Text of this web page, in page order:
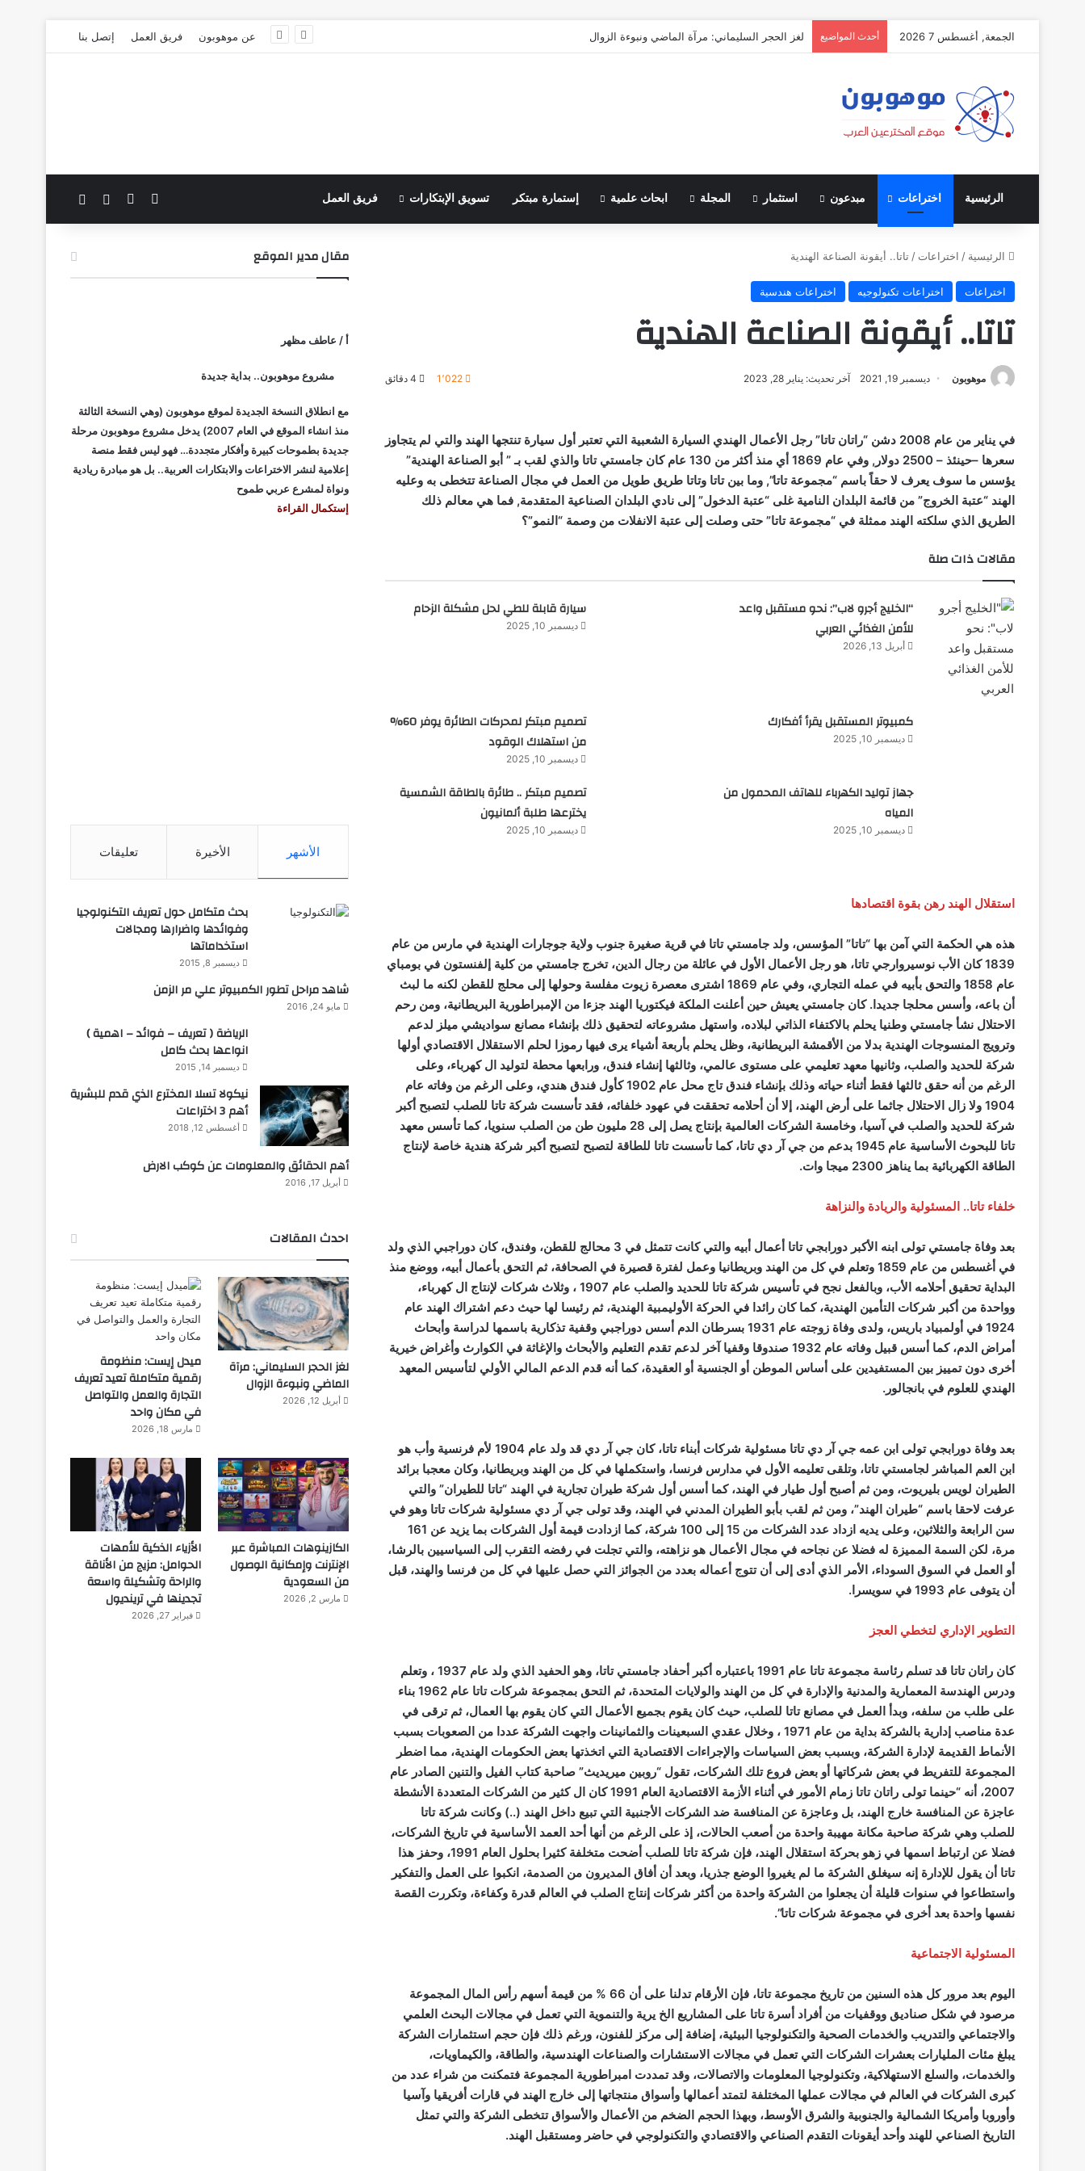
الجمعة, أغسطس 7 2026 أحدث المواضيع لغز الحجر السليماني: مرآة الماضي ونبوءة الزوال عن موهوبون فريق العمل إتصل بنا
الرئيسية اختراعات مبدعون استثمار المجلة ابحاث علمية إستمارة مبتكر تسويق الإبتكارات فريق العمل فيسبوك الوضع المظلم
الرئيسية / اختراعات / تاتا.. أيقونة الصناعة الهندية
اختراعات اختراعات تكنولوجيه اختراعات هندسية
تاتا.. أيقونة الصناعة الهندية
موهوبون ديسمبر 19, 2021 آخر تحديث: يناير 28, 2023 1٬022
في يناير من عام 2008 دشن “راتان تاتا” رجل الأعمال الهندي السيارة الشعبية التي تعتبر أول سيارة تنتجها الهند والتي لم يتجاوز
سعرها –حينئذ – 2500 دولار, وفي عام 1869 أي منذ أكثر من 130 عام كان جامستي تاتا والذي لقب بـ ” أبو الصناعة الهندية”
يؤسس ما سوف يعرف لا حقاً باسم “مجموعة تاتا”, وما بين تاتا وتاتا طريق طويل من العمل في مجال الصناعة تتخطى به وعليه
الهند “عتبة الخروج” من قائمة البلدان النامية غلى “عتبة الدخول” إلى نادي البلدان الصناعية المتقدمة, فما هي معالم ذلك
الطريق الذي سلكته الهند ممثلة في “مجموعة تاتا” حتى وصلت إلى عتبة الانفلات من وصمة “النمو”؟
مقالات ذات صلة
“الخليج أجرو لاب”: نحو مستقبل واعد
للأمن الغذائي العربي
أبريل 13, 2026
سيارة قابلة للطي لحل مشكلة الزحام
ديسمبر 10, 2025
كمبيوتر المستقبل يقرأ أفكارك
ديسمبر 10, 2025
تصميم مبتكر لمحركات الطائرة يوفر 60%
من استهلاك الوقود
ديسمبر 10, 2025
جهاز توليد الكهرباء للهاتف المحمول من
المياه
ديسمبر 10, 2025
تصميم مبتكر .. طائرة بالطاقة الشمسية
يخترعها طلبة ألمانيون
ديسمبر 10, 2025
استقلال الهند رهن بقوة اقتصادها
هذه هي الحكمة التي آمن بها “تاتا” المؤسس، ولد جامستي تاتا في قرية صغيرة جنوب ولاية جوجارات الهندية في مارس من عام
1839 كان الأب نوسيروارجي تاتا، هو رجل الأعمال الأول في عائلة من رجال الدين، تخرج جامستي من كلية إلفنستون في بومباي
عام 1858 والتحق بأبيه في عمله التجاري، وفي عام 1869 اشترى معصرة زيوت مفلسة وحولها إلى محلج للقطن لكنه ما لبث
أن باعه، وأسس محلجا جديدا. كان جامستي يعيش حين أعلنت الملكة فيكتوريا الهند جزءا من الإمبراطورية البريطانية، ومن رحم
الاحتلال نشأ جامستي وطنيا يحلم بالاكتفاء الذاتي لبلاده، واستهل مشروعاته لتحقيق ذلك بإنشاء مصانع سواديشي ميلز لدعم
وترويج المنسوجات الهندية بدلا من الأقمشة البريطانية، وظل يحلم بأربعة أشياء يرى فيها رموزا لحلم الاستقلال الاقتصادي أولها
شركة للحديد والصلب، وثانيها معهد تعليمي على مستوى عالمي، وثالثها إنشاء فندق، ورابعها محطة لتوليد ال كهرباء، وعلى
الرغم من أنه حقق ثالثها فقط أثناء حياته وذلك بإنشاء فندق تاج محل عام 1902 كأول فندق هندي، وعلى الرغم من وفاته عام
1904 ولا زال الاحتلال جاثما على أرض الهند، إلا أن أحلامه تحققت في عهود خلفائه، فقد تأسست شركة تاتا للصلب لتصبح أكبر
شركة للحديد والصلب في آسيا، وخامسة الشركات العالمية بإنتاج يصل إلى 28 مليون طن من الصلب سنويا، كما تأسس معهد
تاتا للبحوث الأساسية عام 1945 بدعم من جي آر دي تاتا، كما تأسست تاتا للطاقة لتصبح لتصبح أكبر شركة هندية خاصة لإنتاج
الطاقة الكهربائية بما يناهز 2300 ميجا وات.
خلفاء تاتا.. المسئولية والريادة والنزاهة
بعد وفاة جامستي تولى ابنه الأكبر دورابجي تاتا أعمال أبيه والتي كانت تتمثل في 3 محالج للقطن، وفندق، كان دوراجبي الذي ولد
في أغسطس من عام 1859 وتعلم في كل من الهند وبريطانيا وعمل لفترة قصيرة في الصحافة، ثم التحق بأعمال أبيه، ووضع منذ
البداية تحقيق أحلامه الأب، وبالفعل نجح في تأسيس شركة تاتا للحديد والصلب عام 1907 ، وثلاث شركات لإنتاج ال كهرباء،
وواحدة من أكبر شركات التأمين الهندية، كما كان رائدا في الحركة الأوليمبية الهندية، ثم رئيسا لها حيث دعم اشتراك الهند عام
1924 في أولمبياد باريس، ولدى وفاة زوجته عام 1931 بسرطان الدم أسس دوراجبي وقفية تذكارية باسمها لدراسة وأبحاث
أمراض الدم، كما أسس قبيل وفاته عام 1932 صندوقا وقفيا آخر لدعم تقدم التعليم والأبحاث والإغاثة في الكوارث وأغراض خيرية
أخرى دون تمييز بين المستفيدين على أساس الموطن أو الجنسية أو العقيدة، كما أنه قدم الدعم المالي الأولي لتأسيس المعهد
الهندي للعلوم في بانجالور.
بعد وفاة دورابجي تولى ابن عمه جي آر دي تاتا مسئولية شركات أبناء تاتا، كان جي آر دي قد ولد عام 1904 لأم فرنسية وأب هو
ابن العم المباشر لجامستي تاتا، وتلقى تعليمه الأول في مدارس فرنسا، واستكملها في كل من الهند وبريطانيا، وكان معجبا برائد
الطيران لويس بليريوت، ومن ثم أصبح أول طيار في الهند، كما أسس أول شركة طيران تجارية في الهند “تاتا للطيران” والتي
عرفت لاحقا باسم “طيران الهند”، ومن ثم لقب بأبو الطيران المدني في الهند، وقد تولى جي آر دي مسئولية شركات تاتا وهو في
سن الرابعة والثلاثين، وعلى يديه ازداد عدد الشركات من 15 إلى 100 شركة، كما ازدادت قيمة أول الشركات بما يزيد عن 161
مرة، لكن السمة المميزة له فضلا عن نجاحه في مجال الأعمال هو نزاهته، والتي تجلت في رفضه التقرب إلى السياسيين بالرشا،
أو العمل في السوق السوداء، الأمر الذي أدى إلى أن تتوج أعماله بعدد من الجوائز التي حصل عليها في كل من فرنسا والهند، قبل
أن يتوفى عام 1993 في سويسرا.
التطوير الإداري لتخطي العجز
كان راتان تاتا قد تسلم رئاسة مجموعة تاتا عام 1991 باعتباره أكبر أحفاد جامستي تاتا، وهو الحفيد الذي ولد عام 1937 ، وتعلم
ودرس الهندسة المعمارية والمدنية والإدارة في كل من الهند والولايات المتحدة، ثم التحق بمجموعة شركات تاتا عام 1962 بناء
على طلب من سلفه، وبدأ العمل في مصانع تاتا للصلب، حيث كان يقوم بجميع الأعمال التي كان يقوم بها العمال، ثم ترقى في
عدة مناصب إدارية بالشركة بداية من عام 1971 ، وخلال عقدي السبعينات والثمانينات واجهت الشركة عددا من الصعوبات بسبب
الأنماط القديمة لإدارة الشركة، وبسبب بعض السياسات والإجراءات الاقتصادية التي اتخذتها بعض الحكومات الهندية، مما اضطر
المجموعة للتفريط في بعض شركاتها أو بعض فروع تلك الشركات، تقول “روبين ميريديث” صاحبة كتاب الفيل والتنين الصادر عام
2007، أنه “حينما تولى راتان تاتا زمام الأمور في أثناء الأزمة الاقتصادية العام 1991 كان ال كثير من الشركات المتعددة الأنشطة
عاجزة عن المنافسة خارج الهند، بل وعاجزة عن المنافسة ضد الشركات الأجنبية التي تبيع داخل الهند (..) وكانت شركة تاتا
للصلب وهي شركة صاحبة مكانة مهيبة واحدة من أصعب الحالات، إذ على الرغم من أنها أحد العمد الأساسية في تاريخ الشركات،
فضلا عن ارتباط اسمها في زهو بحركة استقلال الهند، فإن شركة تاتا للصلب أضحت متخلفة كثيرا بحلول العام 1991، وحفز هذا
تاتا أن يقول للإدارة إنه سيغلق الشركة ما لم يغيروا الوضع جذريا، وبعد أن أفاق المديرون من الصدمة، انكبوا على العمل والتفكير
واستطاعوا في سنوات قليلة أن يجعلوا من الشركة واحدة من أكثر شركات إنتاج الصلب في العالم قدرة وكفاءة، وتكررت القصة
نفسها واحدة بعد أخرى في مجموعة شركات تاتا”.
المسئولية الاجتماعية
اليوم بعد مرور كل هذه السنين من تاريخ مجموعة تاتا، فإن الأرقام تدلنا على أن 66 % من قيمة أسهم رأس المال المجموعة
مرصود في شكل صناديق ووقفيات من أفراد أسرة تاتا على المشاريع الخ يرية والتنموية التي تعمل في مجالات البحث العلمي
والاجتماعي والتدريب والخدمات الصحية والتكنولوجيا البيئية، إضافة إلى مركز للفنون، ورغم ذلك فإن حجم استثمارات الشركة
يبلغ مئات المليارات بعشرات الشركات التي تعمل في مجالات الاستشارات والصناعات الهندسية، والطاقة، والكيماويات،
والخدمات، والسلع الاستهلاكية، وتكنولوجيا المعلومات والاتصالات، وقد تمددت امبراطورية المجموعة فتمكنت من شراء عدد من
كبرى الشركات في العالم في مجالات عملها المختلفة لتمتد أعمالها وأسواق منتجاتها إلى خارج الهند في قارات أفريقيا وآسيا
وأوروبا وأمريكا الشمالية والجنوبية والشرق الأوسط، وبهذا الحجم الضخم من الأعمال والأسواق تتخطى الشركة والتي تمثل
التاريخ الصناعي للهند وأحد أيقونات التقدم الصناعي والاقتصادي والتكنولوجي في حاضر ومستقبل الهند.
مقال مدير الموقع
أ / عاطف مظهر
مشروع موهوبون.. بداية جديدة
مع انطلاق النسخة الجديدة لموقع موهوبون (وهي النسخة الثالثة
منذ انشاء الموقع في العام 2007) يدخل مشروع موهوبون مرحلة
جديدة بطموحات كبيرة وأفكار متجددة… فهو ليس فقط منصة
إعلامية لنشر الاختراعات والابتكارات العربية.. بل هو مبادرة ريادية
ونواة لمشرع عربي طموح
إستكمال القراءة
الأشهر الأخيرة تعليقات
بحث متكامل حول تعريف التكنولوجيا
وفوائدها واضرارها ومجالات
استخداماتها
ديسمبر 8, 2015
شاهد مراحل تطور الكمبيوتر علي مر الزمن
مايو 24, 2016
الرياضة ( تعريف – فوائد – اهمية )
انواعها بحث كامل
ديسمبر 14, 2015
نيكولا تسلا المخترع الذي قدم للبشرية
أهم 3 اختراعات
أغسطس 12, 2018
أهم الحقائق والمعلومات عن كوكب الارض
أبريل 17, 2016
احدث المقالات
لغز الحجر السليماني: مرآة
الماضي ونبوءة الزوال
أبريل 12, 2026
ميدل إيست: منظومة
رقمية متكاملة تعيد تعريف
التجارة والعمل والتواصل
في مكان واحد
مارس 18, 2026
الكازينوهات المباشرة عبر
الإنترنت وإمكانية الوصول
من السعودية
مارس 2, 2026
الأزياء الذكية للأمهات
الحوامل: مزيج من الأناقة
والراحة وتشكيلة واسعة
تجدينها في ترينديول
فبراير 27, 2026